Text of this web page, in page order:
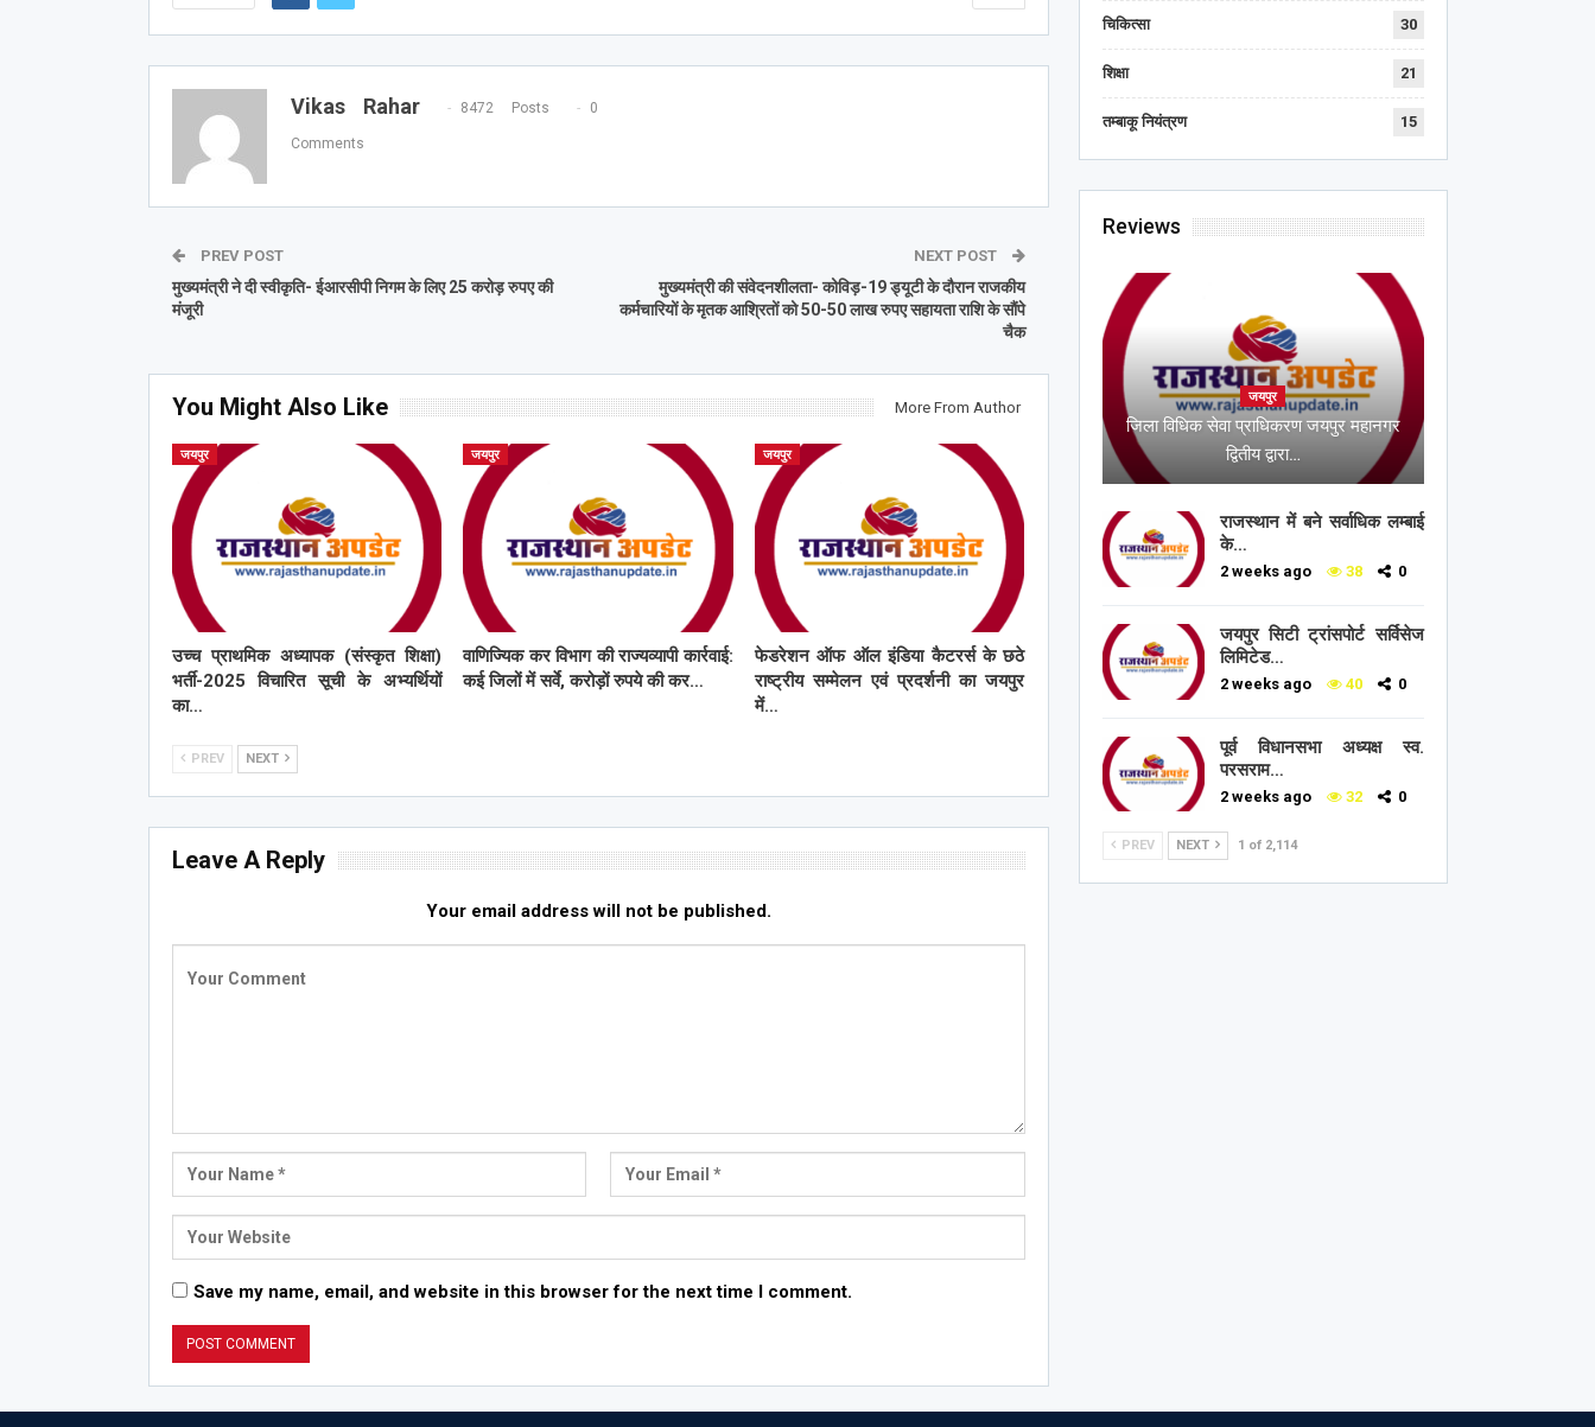
Vikas Rahar 8472 Posts 0
Comments
PREV POST
मुख्यमंत्री ने दी स्वीकृति- ईआरसीपी निगम के लिए 25 करोड़ रुपए की
मंजूरी
NEXT POST
मुख्यमंत्री की संवेदनशीलता- कोविड़-19 ड्यूटी के दौरान राजकीय
कर्मचारियों के मृतक आश्रितों को 50-50 लाख रुपए सहायता राशि के सौंपे
चैक
You Might Also Like More From Author
जयपुर
उच्च प्राथमिक अध्यापक (संस्कृत शिक्षा)
भर्ती-2025 विचारित सूची के अभ्यर्थियों
का…
जयपुर
वाणिज्यिक कर विभाग की राज्यव्यापी कार्रवाई:
कई जिलों में सर्वे, करोड़ों रुपये की कर…
जयपुर
फेडरेशन ऑफ ऑल इंडिया कैटरर्स के छठे
राष्ट्रीय सम्मेलन एवं प्रदर्शनी का जयपुर
में…
PREV NEXT
Leave A Reply
Your email address will not be published.
Save my name, email, and website in this browser for the next time I comment.
चिकित्सा 30
शिक्षा 21
तम्बाकू नियंत्रण 15
Reviews
जयपुर
जिला विधिक सेवा प्राधिकरण जयपुर महानगर
द्वितीय द्वारा…
राजस्थान में बने सर्वाधिक लम्बाई
के…
2 weeks ago 38 0
जयपुर सिटी ट्रांसपोर्ट सर्विसेज
लिमिटेड…
2 weeks ago 40 0
पूर्व विधानसभा अध्यक्ष स्व.
परसराम…
2 weeks ago 32 0
PREV NEXT 1 of 2,114